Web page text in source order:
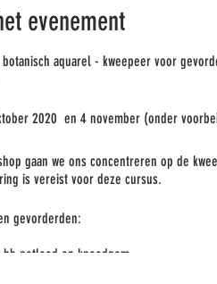
evenement
aquarel - kweepeer voor
2020 en 4 november (onder
gaan we ons concentreren op de
is vereist voor deze cursus.
gevorderden:
hb potlood en kneedgom